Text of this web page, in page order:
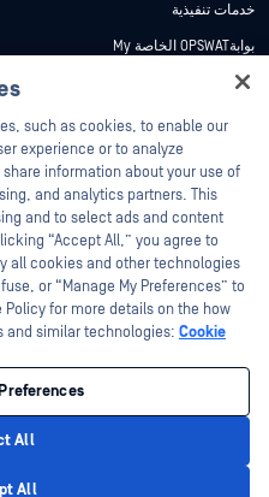
خدمات تنفيذية
بوابةOPSWAT الخاصة My
وثائق تقنية
دورات تدريبية
برنامج الثغرات الأمنية
الشركاء
شهادات
شركاء التكنولوجيا
برنامج شركاء القنوات
OPSWAT العلامات التجارية الخاصة بالجهات الخارجية هي ملك لأصحابها المعنيين.
إدارة
such as cookies, to enable our
experience or to analyze
information about your use of
and analytics partners. This
and to select ads and content
“Accept All,” you agree to
all cookies and other technologies
or “Manage My Preferences” to
for more details on the how
and similar technologies: Cookie
All
All
there!
assistant.
critical
today?